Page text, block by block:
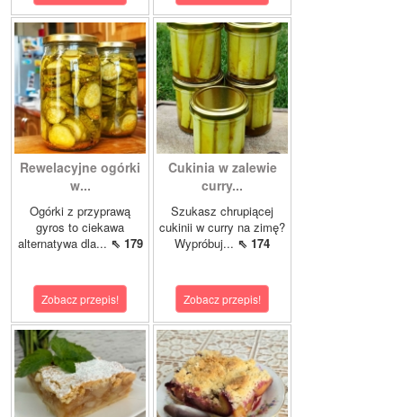
Rewelacyjne ogórki
w...
Ogórki z przyprawą
gyros to ciekawa
alternatywa dla... ⇖ 179
Zobacz przepis!
Cukinia w zalewie
curry...
Szukasz chrupiącej
cukinii w curry na zimę?
Wypróbuj... ⇖ 174
Zobacz przepis!